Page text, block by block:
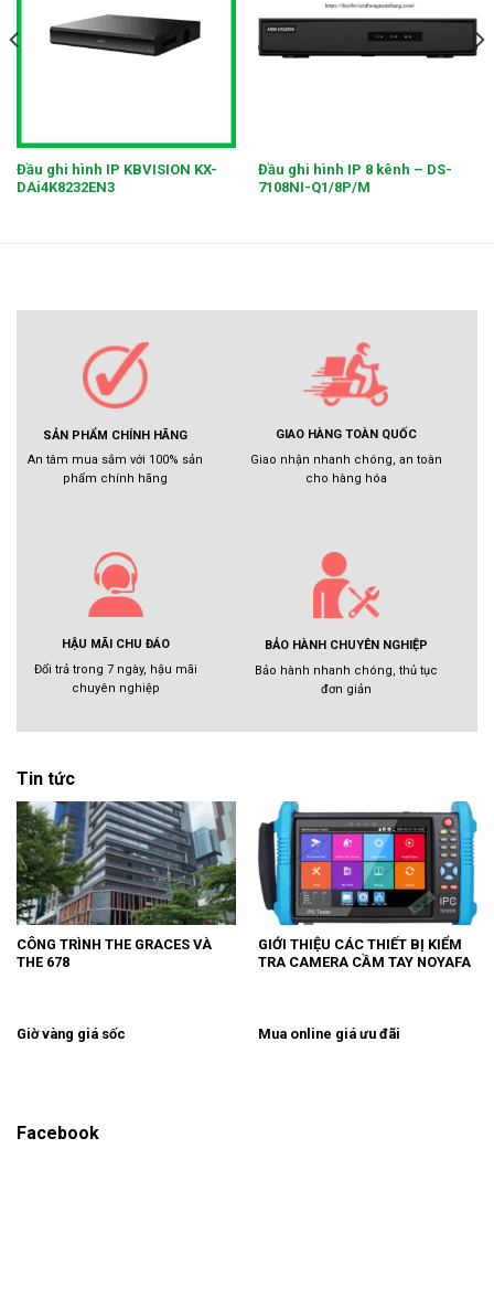
Đầu ghi hình IP KBVISION KX-
DAi4K8232EN3
Đầu ghi hình IP 8 kênh – DS-
7108NI-Q1/8P/M
SẢN PHẨM CHÍNH HÃNG
An tâm mua sắm với 100% sản
phẩm chính hãng
GIAO HÀNG TOÀN QUỐC
Giao nhận nhanh chóng, an toàn
cho hàng hóa
HẬU MÃI CHU ĐÁO
Đổi trả trong 7 ngày, hậu mãi
chuyên nghiệp
BẢO HÀNH CHUYÊN NGHIỆP
Bảo hành nhanh chóng, thủ tục
đơn giản
Tin tức
CÔNG TRÌNH THE GRACES VÀ
THE 678
GIỚI THIỆU CÁC THIẾT BỊ KIỂM
TRA CAMERA CẦM TAY NOYAFA
Giờ vàng giá sốc Mua online giá ưu đãi
Facebook